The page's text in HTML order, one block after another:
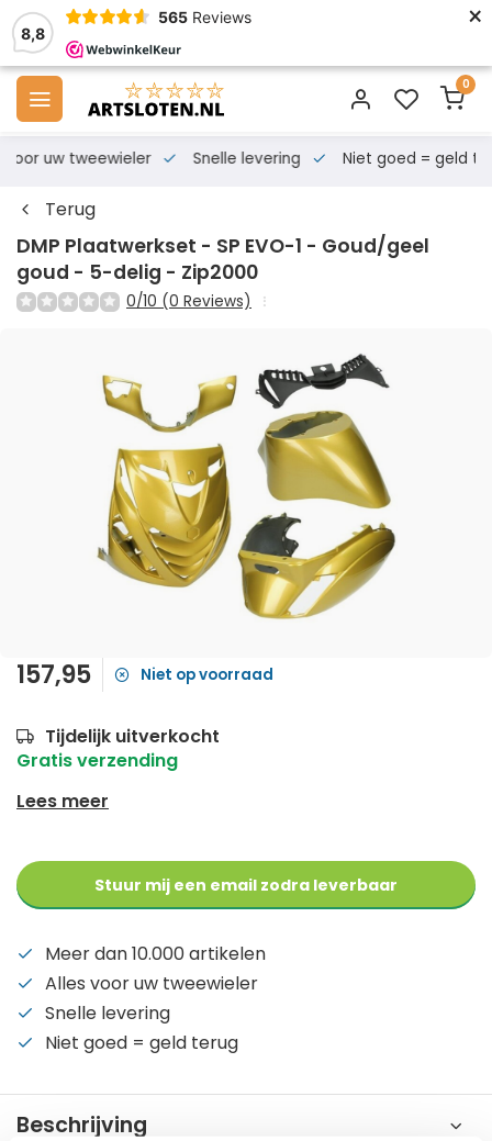
8,8
565 Reviews ×
0
voor uw tweewieler Snelle levering Niet goed = geld
Terug
DMP Plaatwerkset - SP EVO-1 - Goud/geel
goud - 5-delig - Zip2000
0/10 (0 Reviews)
157,95 Niet op voorraad
Tijdelijk uitverkocht
Gratis verzending
Lees meer
Stuur mij een email zodra leverbaar
Meer dan 10.000 artikelen
Alles voor uw tweewieler
Snelle levering
Niet goed = geld terug
Beschrijving